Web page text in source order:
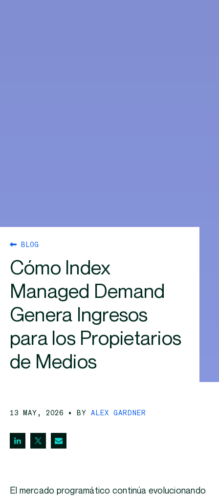
BLOG
Cómo Index
Managed Demand
Genera Ingresos
para los Propietarios
de Medios
13 MAY, 2026 • BYALEX GARDNER
El mercado programático continúa evolucionando